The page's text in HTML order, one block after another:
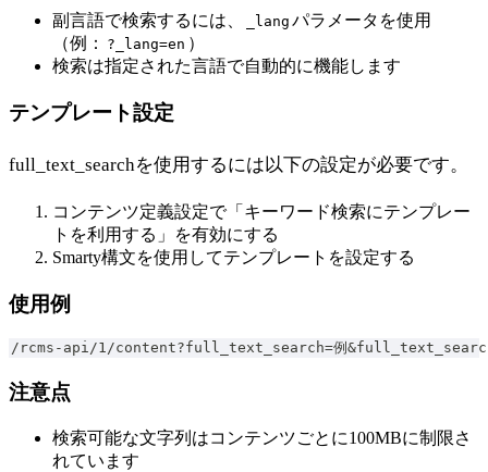
副言語で検索するには、 _lang パラメータを使用
（例：
?_lang=en ）
検索は指定された言語で自動的に機能します
テンプレート設定
full_text_searchを使用するには以下の設定が必要です。
コンテンツ定義設定で「キーワード検索にテンプレー
トを利用する」を有効にする
Smarty構文を使用してテンプレートを設定する
使用例
/rcms-api/1/content?full_text_search=例
注意点
検索可能な文字列はコンテンツごとに100MBに制限さ
れています